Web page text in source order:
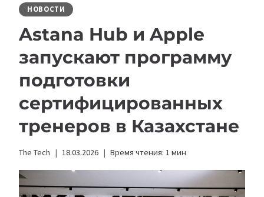
НОВОСТИ
Astana Hub и Apple
запускают программу
подготовки
сертифицированных
тренеров в Казахстане
The Tech 18.03.2026 Время чтения: 1 мин